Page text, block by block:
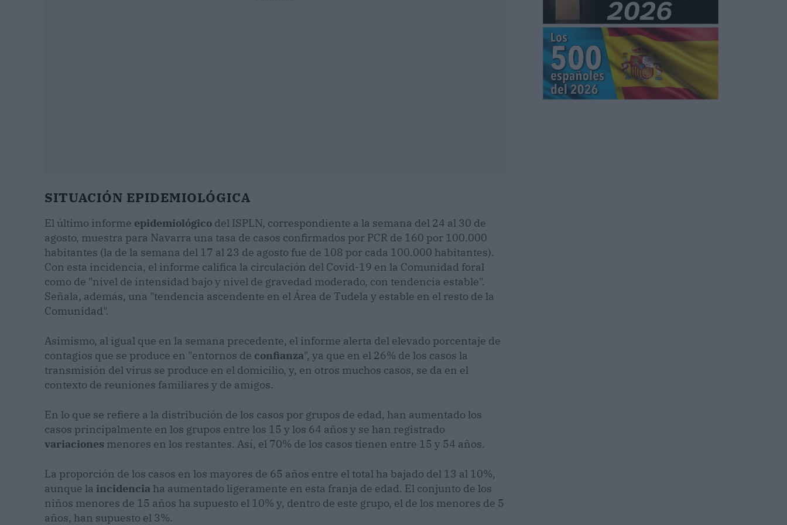
SITUACIÓN EPIDEMIOLÓGICA
El último informe epidemiológico del ISPLN, correspondiente a la semana del 24 al 30 de
agosto, muestra para Navarra una tasa de casos confirmados por PCR de 160 por 100.000
habitantes (la de la semana del 17 al 23 de agosto fue de 108 por cada 100.000 habitantes).
Con esta incidencia, el informe califica la circulación del Covid-19 en la Comunidad foral
como de "nivel de intensidad bajo y nivel de gravedad moderado, con tendencia estable".
Señala, además, una "tendencia ascendente en el Área de Tudela y estable en el resto de la
Comunidad".
Asimismo, al igual que en la semana precedente, el informe alerta del elevado porcentaje de
contagios que se produce en "entornos de confianza", ya que en el 26% de los casos la
transmisión del virus se produce en el domicilio, y, en otros muchos casos, se da en el
contexto de reuniones familiares y de amigos.
En lo que se refiere a la distribución de los casos por grupos de edad, han aumentado los
casos principalmente en los grupos entre los 15 y los 64 años y se han registrado
variaciones menores en los restantes. Así, el 70% de los casos tienen entre 15 y 54 años.
La proporción de los casos en los mayores de 65 años entre el total ha bajado del 13 al 10%,
aunque la incidencia ha aumentado ligeramente en esta franja de edad. El conjunto de los
niños menores de 15 años ha supuesto el 10% y, dentro de este grupo, el de los menores de 5
años, han supuesto el 3%.